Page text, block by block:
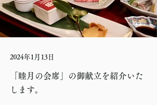
2024年1月13日
「睦月の会席」の御献立を紹介いた
します。